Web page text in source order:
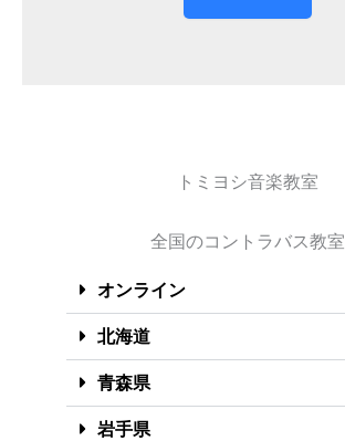
トミヨシ音楽教室
全国のコントラバス教室
オンライン
北海道
青森県
岩手県